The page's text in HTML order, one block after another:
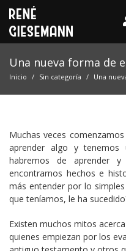
Una nueva forma de
Inicio Sin categoría Una
Muchas veces
aprender algo y
habremos de aprender
encontrarnos hechos e
más entender por lo
que teníamos, le ha
Existen muchos mitos
quienes empiezan por los